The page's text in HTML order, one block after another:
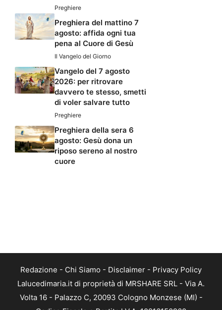
Preghiere
Preghiera del mattino 7
agosto: affida ogni tua
pena al Cuore di Gesù
Il Vangelo del Giorno
Vangelo del 7 agosto
2026: per ritrovare
davvero te stesso, smetti
di voler salvare tutto
Preghiere
Preghiera della sera 6
agosto: Gesù dona un
riposo sereno al nostro
cuore
Redazione - Chi Siamo - Disclaimer - Privacy Policy
Lalucedimaria.it di proprietà di MRSHARE SRL - Via A.
Volta 16 - Palazzo C, 20093 Cologno Monzese (MI) -